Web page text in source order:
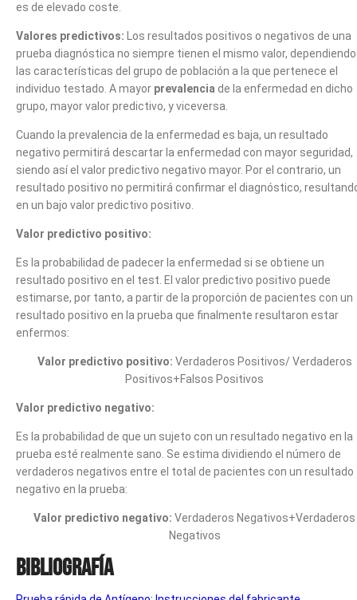
es de elevado coste.
Valores predictivos:
Los resultados positivos o negativos de una
prueba diagnóstica no siempre tienen el mismo valor,
las características del grupo de población a la que pertenece el
individuo testado. A mayor prevalencia de la enfermedad en dicho
grupo, mayor valor predictivo, y viceversa.
Cuando la prevalencia de la enfermedad es baja, un resultado
negativo permitirá descartar la enfermedad con mayor seguridad,
siendo así el valor predictivo negativo mayor. Por el contrario, un
resultado positivo no permitirá confirmar el diagnóstico,
en un bajo valor predictivo positivo.
Valor predictivo positivo:
Es la probabilidad de padecer la enfermedad si se obtiene un
resultado positivo en el test. El valor predictivo positivo puede
estimarse, por tanto, a partir de la proporción de pacientes con un
resultado positivo en la prueba que finalmente resultaron estar
enfermos:
Valor predictivo positivo: Verdaderos Positivos/ Verdaderos
Positivos+Falsos Positivos
Valor predictivo negativo:
Es la probabilidad de que un sujeto con un resultado negativo en la
prueba esté realmente sano. Se estima dividiendo el número de
verdaderos negativos entre el total de pacientes con un resultado
negativo en la prueba:
Valor predictivo negativo: Verdaderos Negativos+Verdaderos
Negativos
Bibliografía